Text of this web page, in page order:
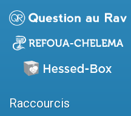
Raccourcis